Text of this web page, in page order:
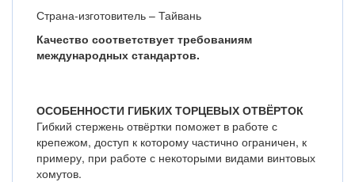
Страна-изготовитель – Тайвань
Качество соответствует требованиям
международных стандартов.
ОСОБЕННОСТИ ГИБКИХ ТОРЦЕВЫХ ОТВЁРТОК
Гибкий стержень отвёртки поможет в работе с
крепежом, доступ к которому частично ограничен, к
примеру, при работе с некоторыми видами винтовых
хомутов.